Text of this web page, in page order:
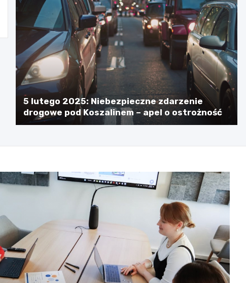
5 lutego 2025: Niebezpieczne zdarzenie
drogowe pod Koszalinem – apel o ostrożność